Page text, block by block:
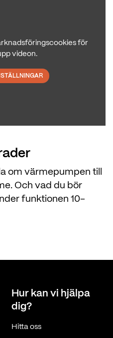
för
videon.
om värmepumpen till
Och vad du bör
funktionen 10-
Hur kan vi hjälpa
dig?
Hitta oss